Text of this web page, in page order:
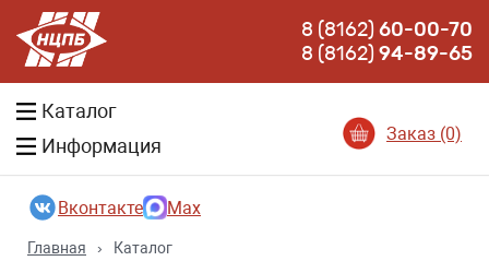
8 (8162)60-00-70
8 (8162)94-89-65
Каталог
Информация
Заказ (0)
Вконтакте Max
Главная › Каталог